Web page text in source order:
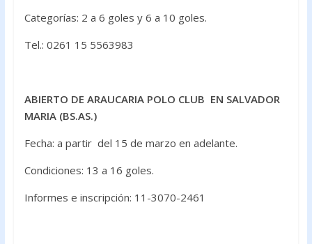
Categorías: 2 a 6 goles y 6 a 10 goles.
Tel.: 0261 15 5563983
ABIERTO DE ARAUCARIA POLO CLUB EN SALVADOR
MARIA (BS.AS.)
Fecha: a partir del 15 de marzo en adelante.
Condiciones: 13 a 16 goles.
Informes e inscripción: 11-3070-2461